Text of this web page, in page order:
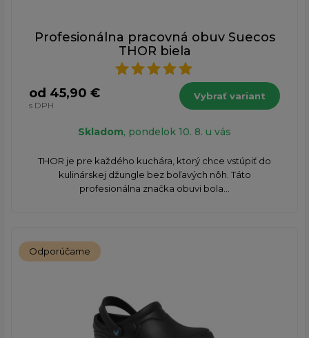
Profesionálna pracovná obuv Suecos
THOR biela
od 45,90 €
s DPH
Vybrať variant
Skladom, pondelok 10. 8. u vás
THOR je pre každého kuchára, ktorý chce vstúpiť do
kulinárskej džungle bez boľavých nôh. Táto
profesionálna značka obuvi bola...
Odporúčame